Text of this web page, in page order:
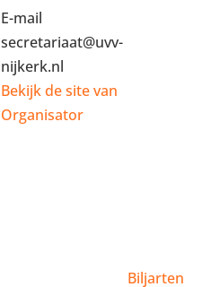
E-mail
secretariaat@uvv-
nijkerk.nl
Bekijk de site van
Organisator
Biljarten